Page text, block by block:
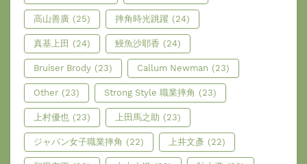
高山善廣 (25) 摔角時光跳躍 (24)
真基上田 (24) 鰻魚沙耶香 (24)
Bruiser Brody (23) Callum Newman (23)
Other (23) Strong Style 職業摔角 (23)
上村優也 (23) 上田馬之助 (23)
ジャパン女子職業摔角 (22) 上井文彥 (22)